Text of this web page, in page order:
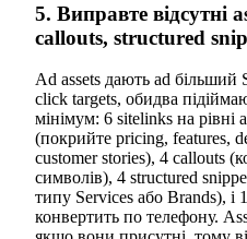
5. Виправте відсутні
callouts, structured
Ad assets дають ad більший
click targets, обидва
мінімум: 6 sitelinks на рівні
(покрийте pricing, features,
customer stories), 4 callouts
символів), 4 structured
типу Services або Brands), і
конвертить по телефону.